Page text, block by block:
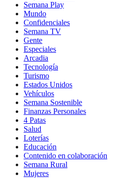
Semana Play
Mundo
Confidenciales
Semana TV
Gente
Especiales
Arcadia
Tecnología
Turismo
Estados Unidos
Vehículos
Semana Sostenible
Finanzas Personales
4 Patas
Salud
Loterías
Educación
Contenido en colaboración
Semana Rural
Mujeres